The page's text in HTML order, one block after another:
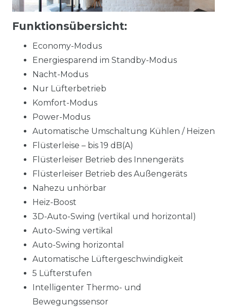
Funktionsübersicht:
Economy-Modus
Energiesparend im Standby-Modus
Nacht-Modus
Nur Lüfterbetrieb
Komfort-Modus
Power-Modus
Automatische Umschaltung Kühlen / Heizen
Flüsterleise – bis 19 dB(A)
Flüsterleiser Betrieb des Innengeräts
Flüsterleiser Betrieb des Außengeräts
Nahezu unhörbar
Heiz-Boost
3D-Auto-Swing (vertikal und horizontal)
Auto-Swing vertikal
Auto-Swing horizontal
Automatische Lüftergeschwindigkeit
5 Lüfterstufen
Intelligenter Thermo- und
Bewegungssensor